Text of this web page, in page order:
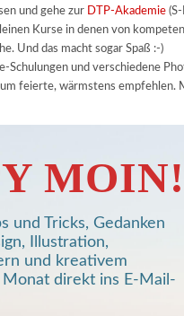
und gehe zur DTP-Akademie
Kurse in denen von
Und das macht sogar Spaß :-)
Schulungen und verschiedene
feierte, wärmstens empfehlen.
MOIN!
und Tricks, Gedanken
Illustration,
und kreativem
Monat direkt ins E-Mail-